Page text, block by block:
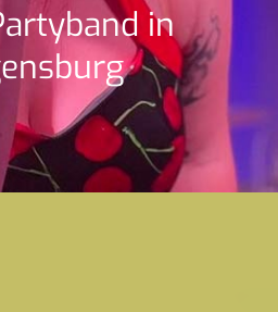
in